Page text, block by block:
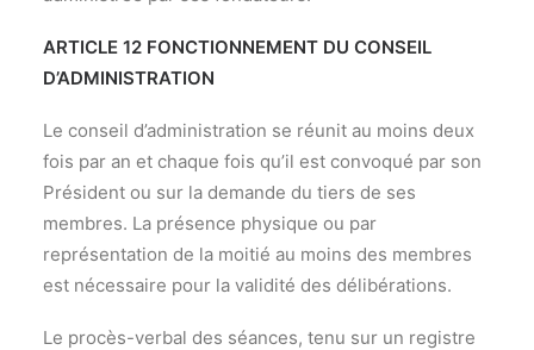
ARTICLE 12 FONCTIONNEMENT DU CONSEIL
D’ADMINISTRATION
Le conseil d’administration se réunit au moins deux
fois par an et chaque fois qu’il est convoqué par son
Président ou sur la demande du tiers de ses
membres. La présence physique ou par
représentation de la moitié au moins des membres
est nécessaire pour la validité des délibérations.
Le procès-verbal des séances, tenu sur un registre